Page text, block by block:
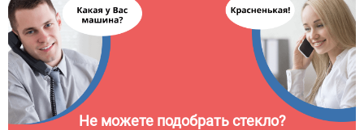
Не можете подобрать стекло?